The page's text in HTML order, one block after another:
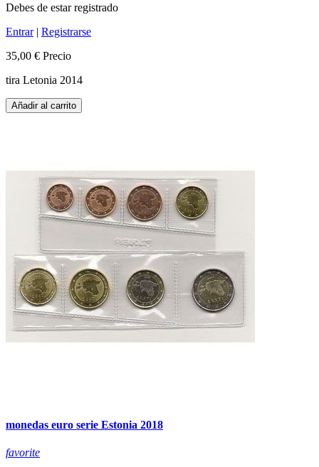
Debes de estar registrado
Entrar| Registrarse
35,00 € Precio
tira Letonia 2014
Añadir al carrito
monedas euro serie Estonia 2018
favorite